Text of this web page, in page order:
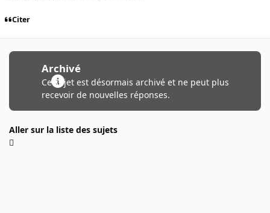
Citer
Archivé
Ce sujet est désormais archivé et ne peut plus
recevoir de nouvelles réponses.
Aller sur la liste des sujets